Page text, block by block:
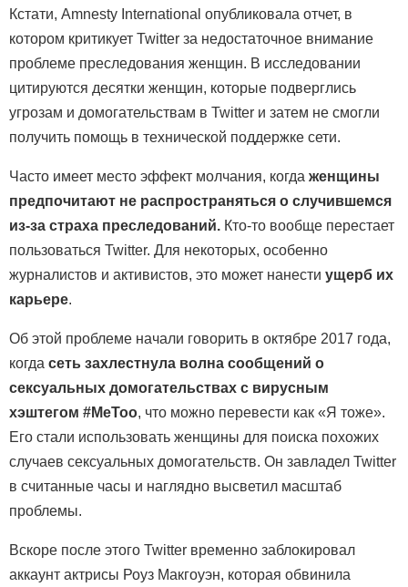
Кстати, Amnesty International опубликовала отчет, в
котором критикует Twitter за недостаточное внимание
проблеме преследования женщин. В исследовании
цитируются десятки женщин, которые подверглись
угрозам и домогательствам в Twitter и затем не смогли
получить помощь в технической поддержке сети.
Часто имеет место эффект молчания, когда женщины
предпочитают не распространяться о случившемся
из-за страха преследований. Кто-то вообще перестает
пользоваться Twitter. Для некоторых, особенно
журналистов и активистов, это может нанести ущерб их
карьере.
Об этой проблеме начали говорить в октябре 2017 года,
когда сеть захлестнула волна сообщений о
сексуальных домогательствах с вирусным
хэштегом #MeToo, что можно перевести как «Я тоже».
Его стали использовать женщины для поиска похожих
случаев сексуальных домогательств. Он завладел Twitter
в считанные часы и наглядно высветил масштаб
проблемы.
Вскоре после этого Twitter временно заблокировал
аккаунт актрисы Роуз Макгоуэн, которая обвинила